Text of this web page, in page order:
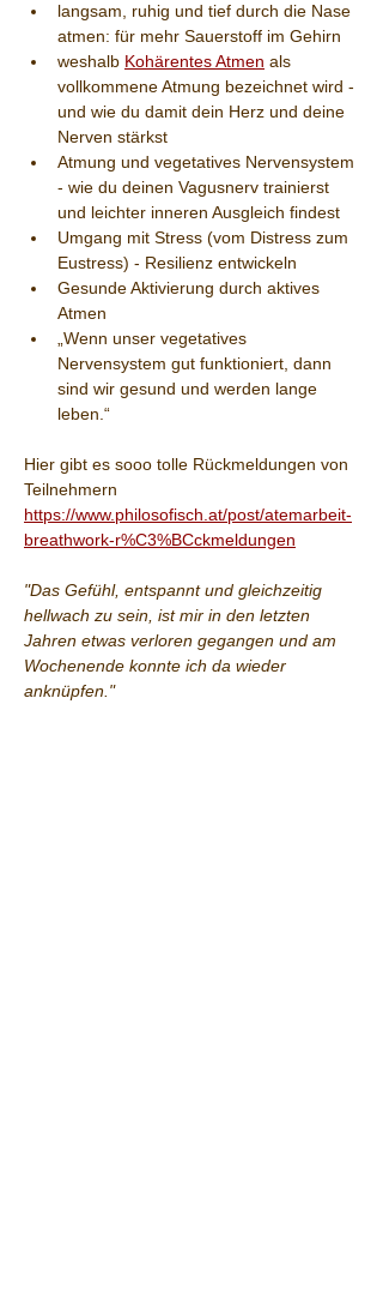
langsam, ruhig und tief durch die Nase
atmen: für mehr Sauerstoff im Gehirn
weshalb Kohärentes Atmen als
vollkommene Atmung bezeichnet wird -
und wie du damit dein Herz und deine
Nerven stärkst
Atmung und vegetatives Nervensystem
- wie du deinen Vagusnerv trainierst
und leichter inneren Ausgleich findest
Umgang mit Stress (vom Distress zum
Eustress) - Resilienz entwickeln
Gesunde Aktivierung durch aktives
Atmen
„Wenn unser vegetatives
Nervensystem gut funktioniert, dann
sind wir gesund und werden lange
leben.“
Hier gibt es sooo tolle Rückmeldungen von
Teilnehmern
https://www.philosofisch.at/post/atemarbeit-
breathwork-r%C3%BCckmeldungen
"Das Gefühl, entspannt und gleichzeitig
hellwach zu sein, ist mir in den letzten
Jahren etwas verloren gegangen und am
Wochenende konnte ich da wieder
anknüpfen."